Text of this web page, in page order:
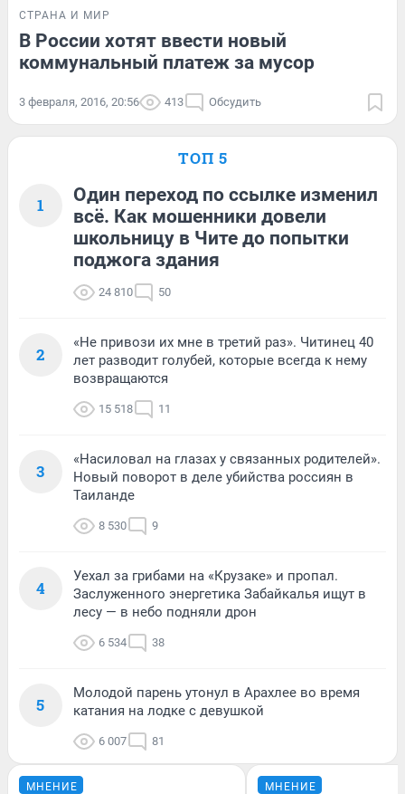
СТРАНА И МИР
В России хотят ввести новый
коммунальный платеж за мусор
3 февраля, 2016, 20:56 413 Обсудить
ТОП 5
1
Один переход по ссылке изменил
всё. Как мошенники довели
школьницу в Чите до попытки
поджога здания
24 810 50
2
«Не привози их мне в третий раз». Читинец 40
лет разводит голубей, которые всегда к нему
возвращаются
15 518 11
3
«Насиловал на глазах у связанных родителей».
Новый поворот в деле убийства россиян в
Таиланде
8 530 9
4
Уехал за грибами на «Крузаке» и пропал.
Заслуженного энергетика Забайкалья ищут в
лесу — в небо подняли дрон
6 534 38
5
Молодой парень утонул в Арахлее во время
катания на лодке с девушкой
6 007 81
МНЕНИЕ МНЕНИЕ